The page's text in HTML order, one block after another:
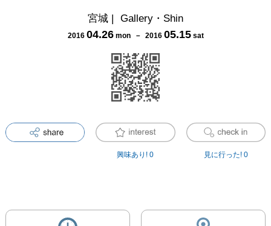
宮城 | Gallery・Shin
2016 04.26 mon－ 2016 05.15 sat
興味あり! 0 見に行った! 0